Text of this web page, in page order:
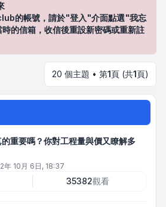
的帳號，請於"登入"介面點選"我忘
的信箱，收信後重設新密碼或重新註
20 個主題 • 第1頁 (共1頁)
重要嗎？你對工程量與價又瞭解多
年 10月 6日, 18:37
35382觀看